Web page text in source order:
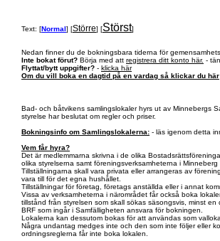
Text: [Normal] [Större] [Störst]
Nedan finner du de bokningsbara tiderna för
Inte bokat förut? Börja med att registrera ditt konto här. -
Flyttat/bytt uppgifter? - klicka här
Om du vill boka en dagtid på en vardag så klickar du här
Bad- och båtvikens samlingslokaler hyrs ut av Minnebergs
styrelse har beslutat om regler och priser.
Bokningsinfo om Samlingslokalerna: - läs igenom detta
Vem får hyra?
Det är medlemmarna skrivna i de olika
olika styrelserna samt föreningsverksamheterna i Minneberg
Tillställningarna skall vara privata eller arrangeras av
vara till för det egna hushållet.
Tillställningar för företag, företags anställda eller i annat
Vissa av verksamheterna i närområdet får också boka
tillstånd från styrelsen som skall sökas säsongsvis, minst
BRF som ingår i Samfälligheten ansvara för bokningen.
Lokalerna kan dessutom bokas för att användas som
Några undantag medges inte och den som inte följer eller
ordningsreglerna får inte boka lokalen.